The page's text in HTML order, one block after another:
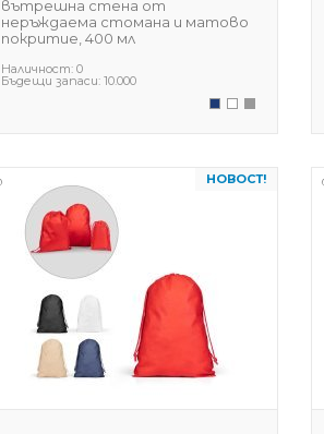
вътрешна стена от
неръждаема стомана и матово
покритие, 400 мл
Наличност: 0
Бъдещи запаси: 10.000
НОВОСТ!